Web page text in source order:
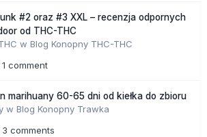
#2 oraz #3 XXL – recenzja odpornych
od THC-THC
w Blog Konopny THC-THC
1 comment
marihuany 60-65 dni od kiełka do zbioru
w Blog Konopny Trawka
3 comments